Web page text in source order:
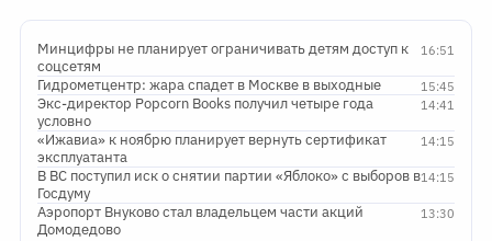
16:51
Минцифры не планирует ограничивать детям доступ к
соцсетям
15:45
Гидрометцентр: жара спадет в Москве в выходные
14:41
Экс-директор Popcorn Books получил четыре года
условно
14:15
«Ижавиа» к ноябрю планирует вернуть сертификат
эксплуатанта
14:15
В ВС поступил иск о снятии партии «Яблоко» с выборов в
Госдуму
13:30
Аэропорт Внуково стал владельцем части акций
Домодедово